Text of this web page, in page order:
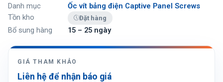
Danh mục
Ốc vít bảng điện Captive Panel Screws
Tồn kho
Đặt hàng
Bổ sung hàng 15 – 25 ngày
GIÁ THAM KHẢO
Liên hệ để nhận báo giá